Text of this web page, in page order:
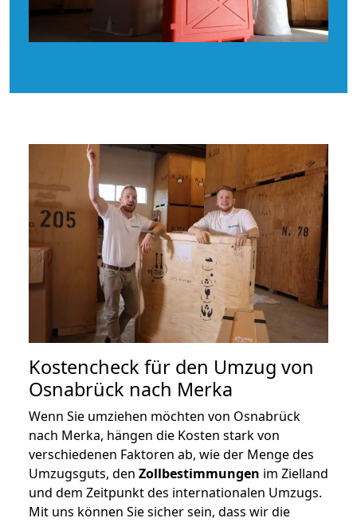
Kostencheck für den Umzug von
Osnabrück nach Merka
Wenn Sie umziehen möchten von Osnabrück
nach Merka, hängen die Kosten stark von
verschiedenen Faktoren ab, wie der Menge des
Umzugsguts, den Zollbestimmungen im Zielland
und dem Zeitpunkt des internationalen Umzugs.
Mit uns können Sie sicher sein, dass wir die